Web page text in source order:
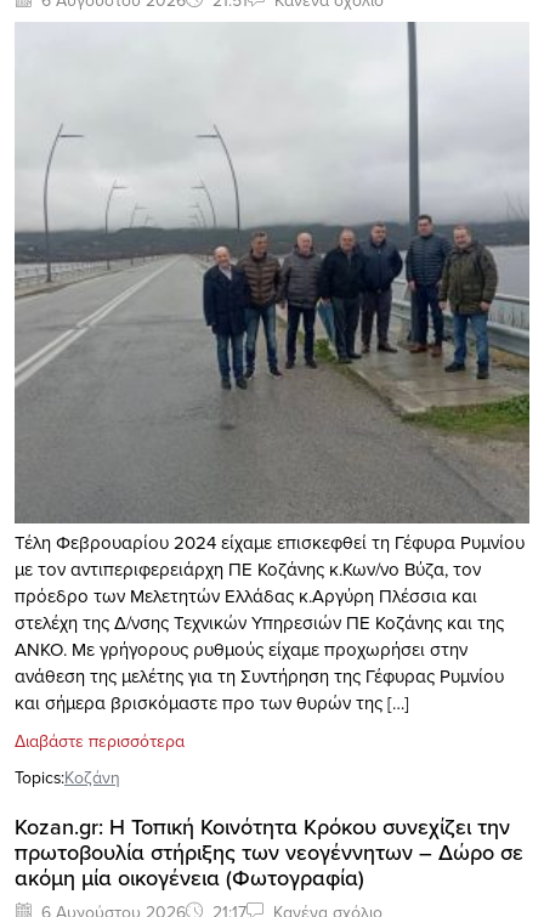
Τέλη Φεβρουαρίου 2024 είχαμε επισκεφθεί τη Γέφυρα Ρυμνίου
με τον αντιπεριφερειάρχη ΠΕ Κοζάνης κ.Κων/νο Βύζα, τον
πρόεδρο των Μελετητών Ελλάδας κ.Αργύρη Πλέσσια και
στελέχη της Δ/νσης Τεχνικών Υπηρεσιών ΠΕ Κοζάνης και της
ΑΝΚΟ. Με γρήγορους ρυθμούς είχαμε προχωρήσει στην
ανάθεση της μελέτης για τη Συντήρηση της Γέφυρας Ρυμνίου
και σήμερα βρισκόμαστε προ των θυρών της […]
Διαβάστε περισσότερα
Topics:Κοζάνη
Kozan.gr: Η Τοπική Κοινότητα Κρόκου συνεχίζει την
πρωτοβουλία στήριξης των νεογέννητων – Δώρο σε
ακόμη μία οικογένεια (Φωτογραφία)
6 Αυγούστου 2026 21:17 Κανένα σχόλιο